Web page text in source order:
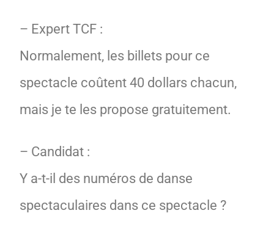
– Expert TCF :
Normalement, les billets pour ce
spectacle coûtent 40 dollars chacun,
mais je te les propose gratuitement.
– Candidat :
Y a-t-il des numéros de danse
spectaculaires dans ce spectacle ?